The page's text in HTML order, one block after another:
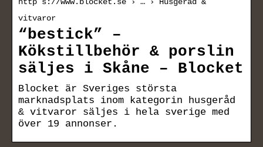
vitvaror
“bestick” –
Kökstillbehör & porslin
säljes i Skåne – Blocket
Blocket är Sveriges största
marknadsplats inom kategorin husgeråd
& vitvaror säljes i hela sverige med
över 19 annonser.